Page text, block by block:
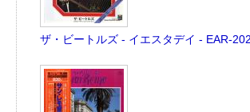
ザ・ビートルズ - イエスタデイ - EAR-